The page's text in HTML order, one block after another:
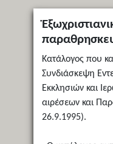
Κατάλογος που
Συνδιάσκεψη
Εκκλησιών και
αιρέσεων και
26.9.1995).